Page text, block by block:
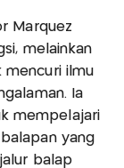
Marquez
melainkan
mencuri ilmu
Ia
mempelajari
yang
balap